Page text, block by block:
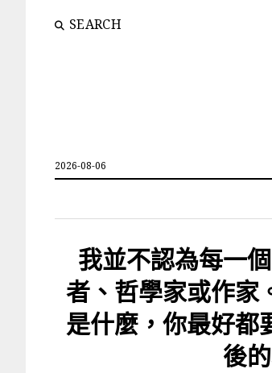
SEARCH
2026-08-06
我並不認為每一
者、哲學家或作家
是什麼，你最好都
後